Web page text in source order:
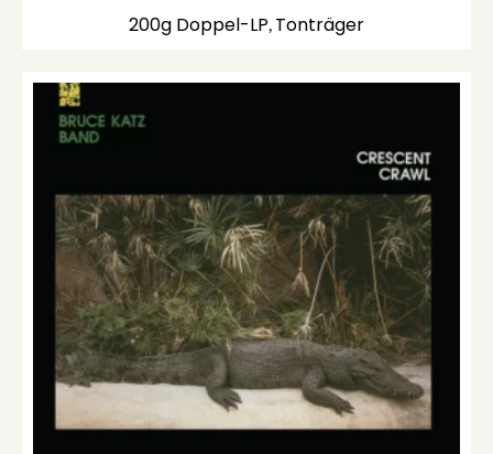
200g Doppel-LP, Tonträger